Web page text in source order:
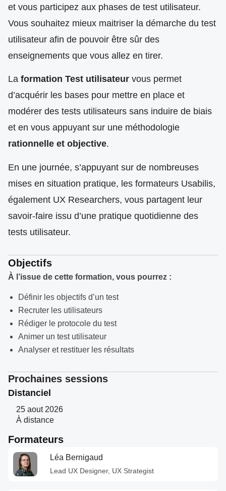
et vous participez aux phases de test utilisateur.
Vous souhaitez mieux maitriser la démarche du test
utilisateur afin de pouvoir être sûr des
enseignements que vous allez en tirer.
La formation Test utilisateur vous permet
d’acquérir les bases pour mettre en place et
modérer des tests utilisateurs sans induire de biais
et en vous appuyant sur une méthodologie
rationnelle et objective.
En une journée, s’appuyant sur de nombreuses
mises en situation pratique, les formateurs Usabilis,
également UX Researchers, vous partagent leur
savoir-faire issu d’une pratique quotidienne des
tests utilisateur.
Objectifs
À l’issue de cette formation, vous pourrez :
Définir les objectifs d’un test
Recruter les utilisateurs
Rédiger le protocole du test
Animer un test utilisateur
Analyser et restituer les résultats
Prochaines sessions
Distanciel
25 aout 2026
À distance
Formateurs
Léa Bernigaud
Lead UX Designer, UX Strategist